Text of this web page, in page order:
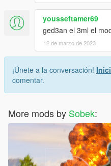
yousseftamer69
ged3an el 3ml el
12 de marzo de 2023
¡Únete a la conversación!
comentar.
More mods by Sobek: